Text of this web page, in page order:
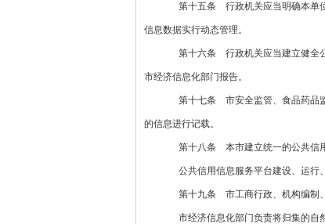
第十五条 行政机关应当明确本单位
信息数据实行动态管理。
第十六条 行政机关应当建立健全公
市经济信息化部门报告。
第十七条 市安全监管、食品药品监
的信息进行记载。
第十八条 本市建立统一的公共信用
公共信用信息服务平台建设、运行、
第十九条 市工商行政、机构编制、
市经济信息化部门负责将归集的自然